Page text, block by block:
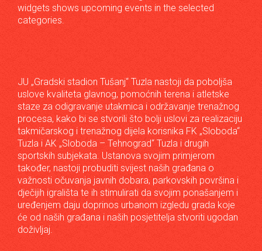
widgets shows upcoming events in the selected
categories.
JU „Gradski stadion Tušanj“ Tuzla nastoji da poboljša
uslove kvaliteta glavnog, pomoćnih terena i atletske
staze za odigravanje utakmica i održavanje trenažnog
procesa, kako bi se stvorili što bolji uslovi za realizaciju
takmičarskog i trenažnog dijela korisnika FK „Sloboda“
Tuzla i AK „Sloboda – Tehnograd“ Tuzla i drugih
sportskih subjekata. Ustanova svojim primjerom
također, nastoji probuditi svijest naših građana o
važnosti očuvanja javnih dobara, parkovskih površina i
dječijih igrališta te ih stimulirati da svojim ponašanjem i
uređenjem daju doprinos urbanom izgledu grada koje
će od naših građana i naših posjetitelja stvoriti ugodan
doživljaj.